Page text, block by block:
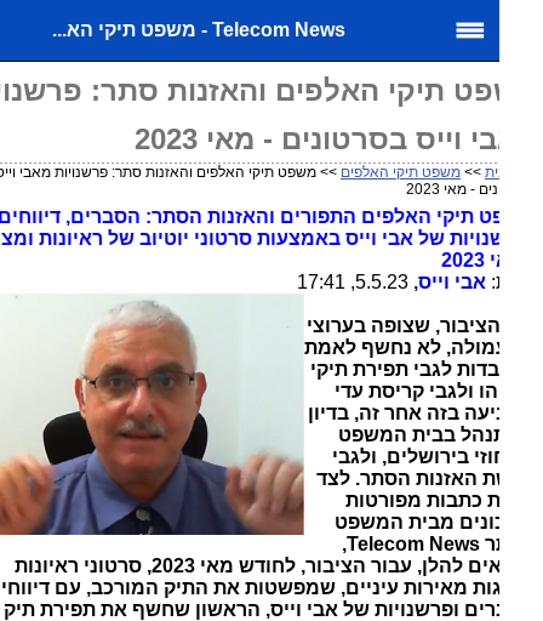
Telecom News - משפט תיקי הא...
תיקי האלפים והאזנות סתר: פרשנויות
וייס בסרטונים - מאי 2023
משפט תיקי האלפים>> משפט תיקי האלפים והאזנות סתר: פרשנויות מאבי וייס
- מאי 2023
תיקי האלפים התפורים והאזנות הסתר: הסברים, דיווחים
של אבי וייס באמצעות סרטוני יוטיוב של ראיונות ומצגות
אבי וייס,5.5.23, 17:41
שצופה בערוצי
לא נחשף לאמת
לגבי תפירת תיקי
ולגבי קריסת עדי
בזה אחר זה, בדיון
בבית המשפט
בירושלים, ולגבי
האזנות הסתר. לצד
כתבות מפורטות
מבית המשפט
באתר Telecom News,
מובאים להלן, עבור הציבור, לחודש מאי 2023, סרטוני ראיונות
מאירות עיניים, שמפשטות את התיק המורכב, עם דיווחים,
ופרשנויות של אבי וייס, הראשון שחשף את תפירת תיק